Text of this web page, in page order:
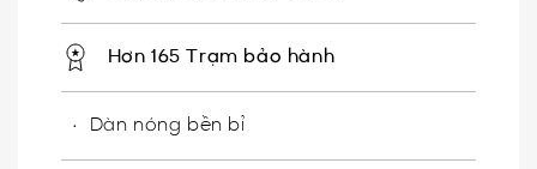
Hơn 165 Trạm bảo hành
Dàn nóng bền bỉ